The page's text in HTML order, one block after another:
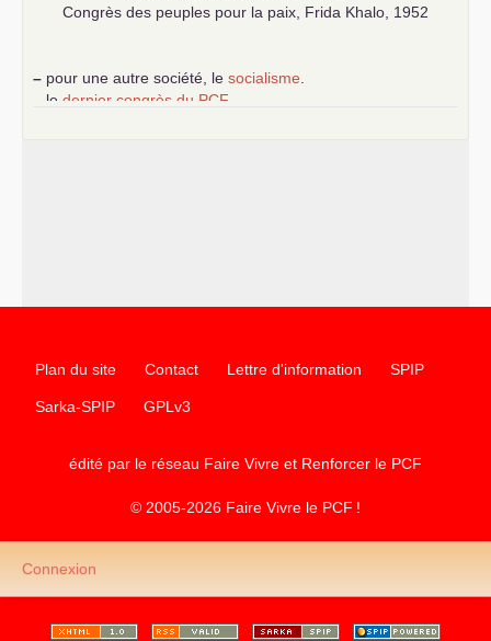
Congrès des peuples pour la paix, Frida Khalo, 1952
– pour une autre société, le socialisme
le dernier congrès du PCF
Plan du site Contact Lettre d'information SPIP
Sarka-SPIP GPLv3
édité par le réseau Faire Vivre et Renforcer le PCF
© 2005-2026 Faire Vivre le PCF !
Connexion